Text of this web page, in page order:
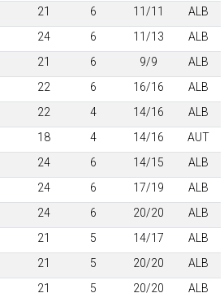
21 6 11/11
ALB
24 6 11/13
ALB
21 6 9/9
ALB
22 6 16/16
ALB
22 4 14/16
ALB
18 4 14/16
AUT
24 6 14/15
ALB
24 6 17/19
ALB
24 6 20/20
ALB
21 5 14/17
ALB
21 5 20/20
ALB
21 5 20/20 ALB